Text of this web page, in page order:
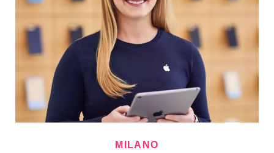
MILANO